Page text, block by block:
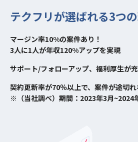
テクフリが選ばれる3つ
マージン率10%の案件あり！
3人に1人が年収120%アップを実現
サポート/フォローアップ、福利厚生が
契約更新率が70％以上で、案件が途切
※（当社調べ）期間：2023年3月~2024